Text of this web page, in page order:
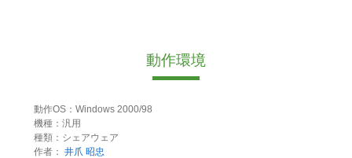
動作環境
動作OS：Windows 2000/98
機種：汎用
種類：シェアウェア
作者： 井爪 昭忠